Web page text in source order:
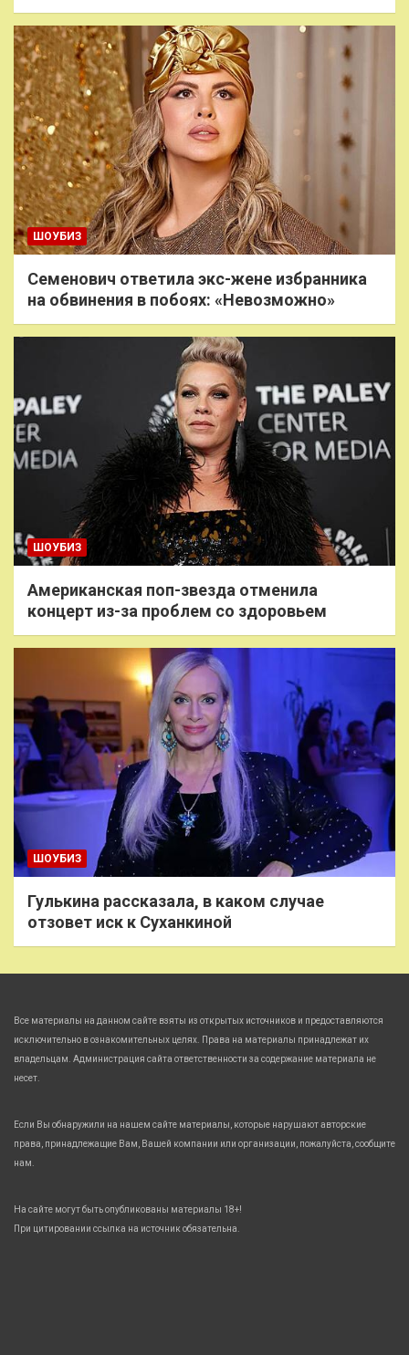
ШОУБИЗ
Семенович ответила экс-жене избранника
на обвинения в побоях: «Невозможно»
ШОУБИЗ
Американская поп-звезда отменила
концерт из-за проблем со здоровьем
ШОУБИЗ
Гулькина рассказала, в каком случае
отзовет иск к Суханкиной
Все материалы на данном сайте взяты из открытых источников и предоставляются
исключительно в ознакомительных целях. Права на материалы принадлежат их
владельцам. Администрация сайта ответственности за содержание материала не
несет.
Если Вы обнаружили на нашем сайте материалы, которые нарушают авторские
права, принадлежащие Вам, Вашей компании или организации, пожалуйста, сообщите
нам.
На сайте могут быть опубликованы материалы 18+!
При цитировании ссылка на источник обязательна.